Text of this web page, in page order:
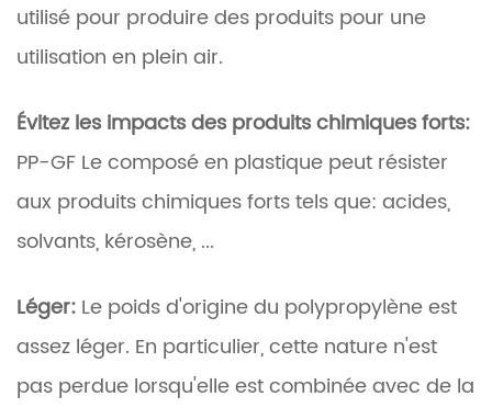
utilisé pour produire des produits pour une
utilisation en plein air.
Évitez les impacts des produits chimiques forts:
PP-GF Le composé en plastique peut résister
aux produits chimiques forts tels que: acides,
solvants, kérosène, ...
Léger: Le poids d'origine du polypropylène est
assez léger. En particulier, cette nature n'est
pas perdue lorsqu'elle est combinée avec de la